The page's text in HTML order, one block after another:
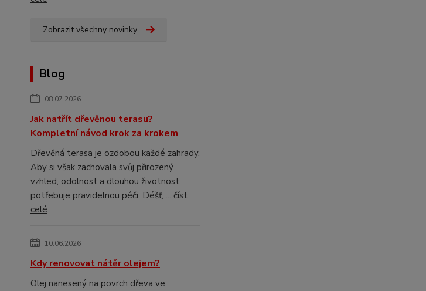
Zobrazit všechny novinky
Blog
08.07.2026
Jak natřít dřevěnou terasu?
Kompletní návod krok za krokem
Dřevěná terasa je ozdobou každé zahrady.
Aby si však zachovala svůj přirozený
vzhled, odolnost a dlouhou životnost,
potřebuje pravidelnou péči. Déšť, ... číst
celé
10.06.2026
Kdy renovovat nátěr olejem?
Olej nanesený na povrch dřeva ve